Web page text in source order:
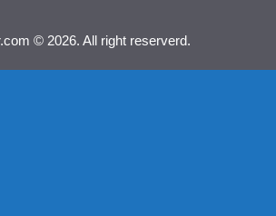
© 2026. All right reserverd.